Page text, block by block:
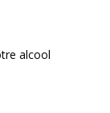
alcool